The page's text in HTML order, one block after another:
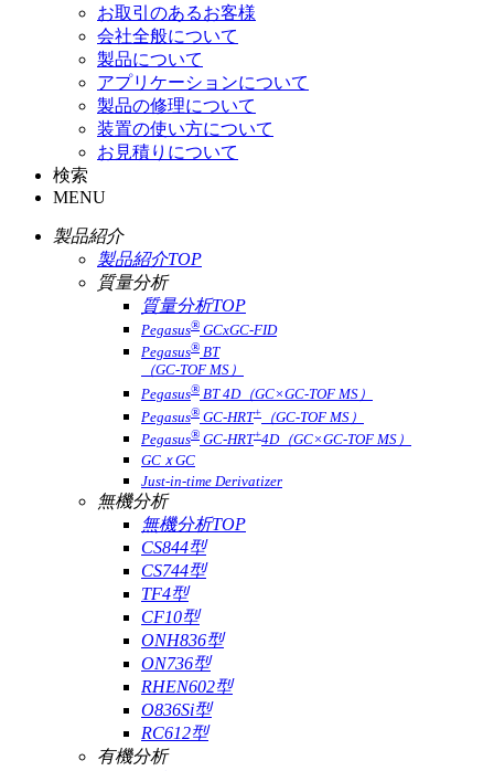
お取引のあるお客様
会社全般について
製品について
アプリケーションについて
製品の修理について
装置の使い方について
お見積りについて
検索
MENU
製品紹介
製品紹介TOP
質量分析
質量分析TOP
Pegasus® GCxGC-FID
Pegasus® BT
（GC-TOF MS）
Pegasus® BT 4D（GC×GC-TOF MS）
Pegasus® GC-HRT+
（GC-TOF MS）
Pegasus® GC-HRT+4D（GC×GC-TOF MS）
GCｘGC
Just-in-time Derivatizer
無機分析
無機分析TOP
CS844型
CS744型
TF4型
CF10型
ONH836型
ON736型
RHEN602型
O836Si型
RC612型
有機分析